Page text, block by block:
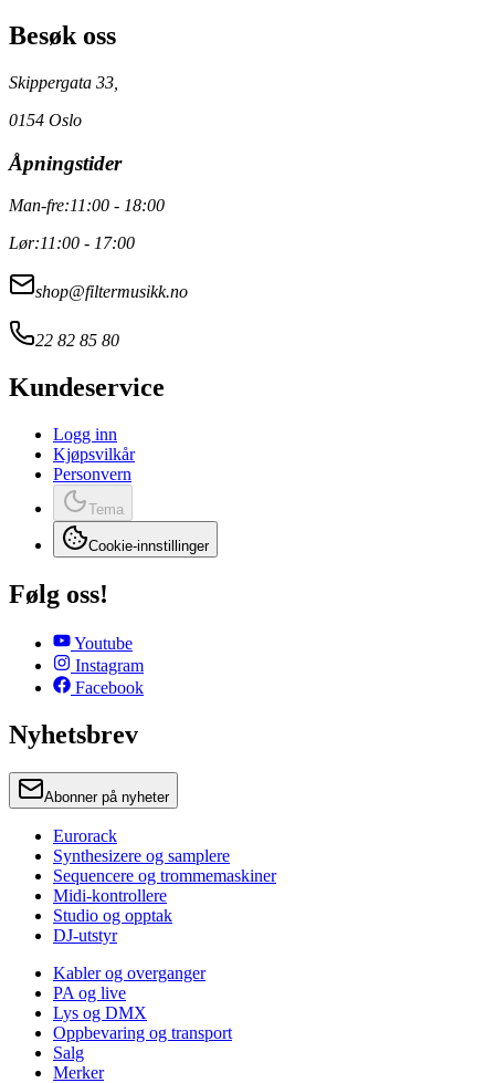
Besøk oss
Skippergata 33,
0154 Oslo
Åpningstider
Man-fre:11:00 - 18:00
Lør:11:00 - 17:00
shop@filtermusikk.no
22 82 85 80
Kundeservice
Logg inn
Kjøpsvilkår
Personvern
Tema
Cookie-innstillinger
Følg oss!
Youtube
Instagram
Facebook
Nyhetsbrev
Abonner på nyheter
Eurorack
Synthesizere og samplere
Sequencere og trommemaskiner
Midi-kontrollere
Studio og opptak
DJ-utstyr
Kabler og overganger
PA og live
Lys og DMX
Oppbevaring og transport
Salg
Merker